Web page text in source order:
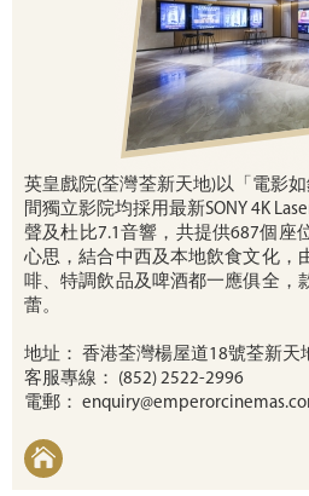
英皇戲院(荃灣荃新天地)以「電影
間獨立影院均採用最新SONY 4K
聲及杜比7.1音響，共提供687個座
心思，結合中西及本地飲食文化，
啡、特調飲品及啤酒都一應俱全，
蕾。
地址： 香港荃灣楊屋道18號荃新天
客服專線： (852) 2522-2996
電郵：